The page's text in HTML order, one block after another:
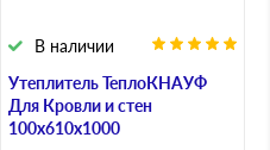
Утеплитель ТеплоКНАУФ
Для Кровли и стен
100х610х1000
В наличии